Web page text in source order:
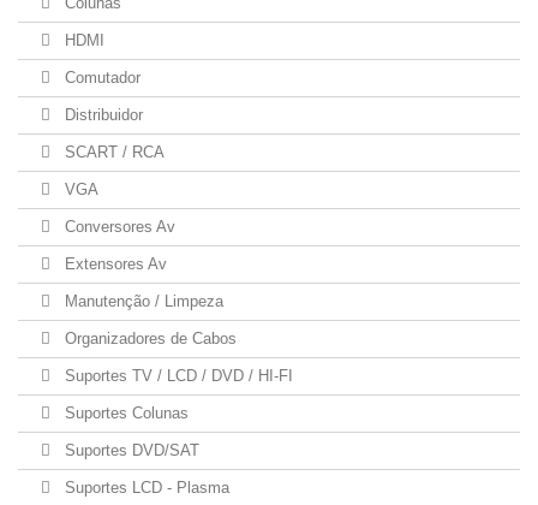
HDMI
Comutador
Distribuidor
SCART / RCA
VGA
Conversores Av
Extensores Av
Manutenção / Limpeza
Organizadores de Cabos
Suportes TV / LCD / DVD / HI-FI
Suportes Colunas
Suportes DVD/SAT
Suportes LCD - Plasma